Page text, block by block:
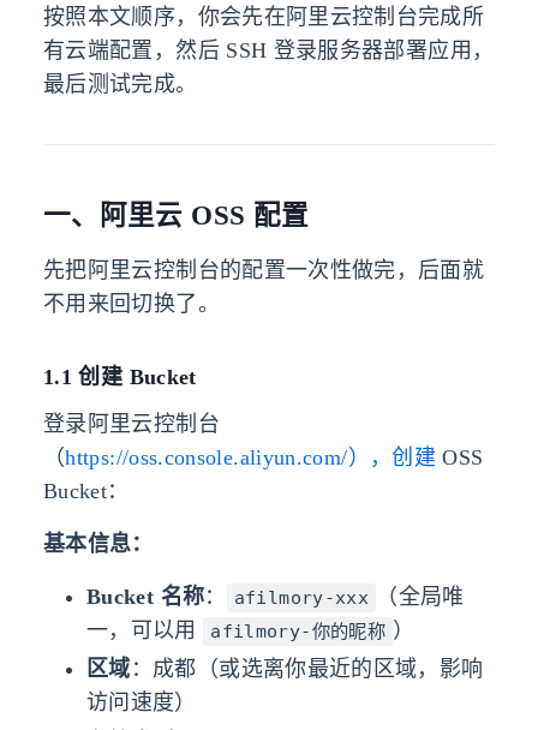
按照本文顺序，你会先在阿里云控制台完成所
有云端配置，然后 SSH 登录服务器部署应用，
最后测试完成。
一、阿里云 OSS 配置
先把阿里云控制台的配置一次性做完，后面就
不用来回切换了。
1.1 创建 Bucket
登录阿里云控制台
（https://oss.console.aliyun.com/），创建 OSS
Bucket：
基本信息：
Bucket 名称： afilmory-xxx
（全局唯
一，可以用
afilmory-你的昵称 ）
区域 ：成都（或选离你最近的区域，影响
访问速度）